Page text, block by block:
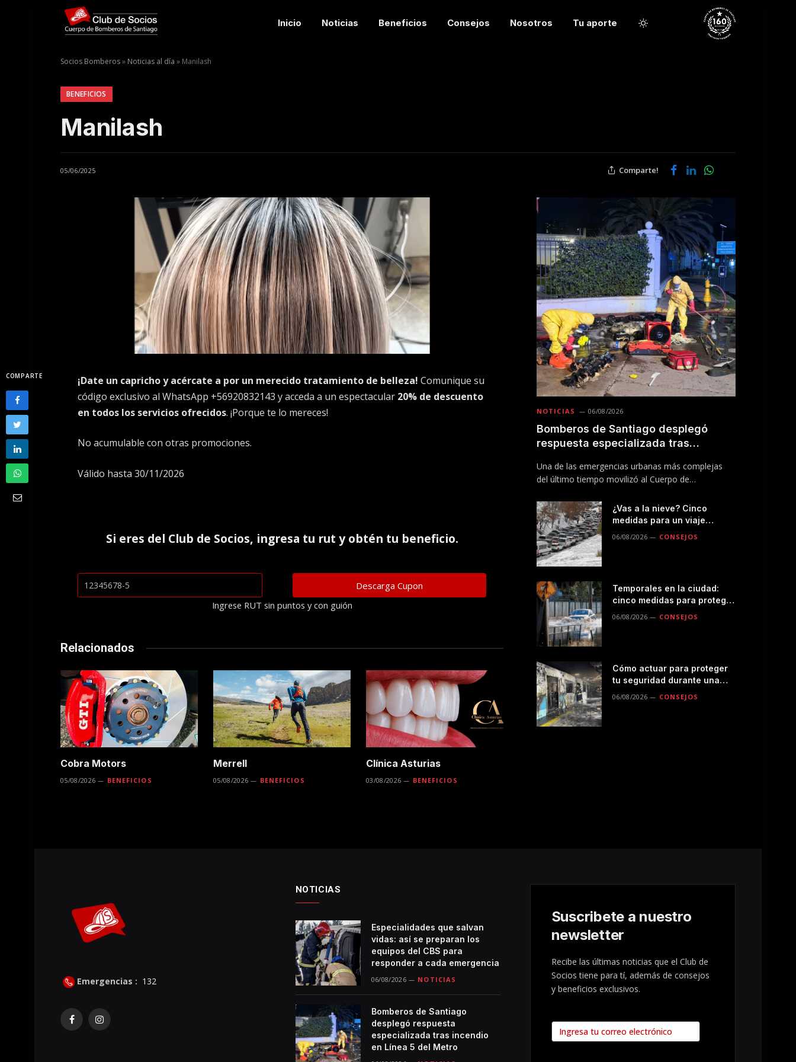
Inicio Noticias Beneficios Consejos Nosotros Tu aporte
Socios Bomberos» Noticias al día » Manilash
BENEFICIOS
Manilash
05/06/2025 Comparte!
COMPARTE ¡Date un capricho y acércate a por un merecido tratamiento de belleza!Comunique su
código exclusivo al WhatsApp +56920832143 y acceda a un espectacular 20% de descuento
en todos los servicios ofrecidos. ¡Porque te lo mereces!
No acumulable con otras promociones.
Válido hasta 30/11/2026
Si eres del Club de Socios, ingresa tu rut y obtén tu beneficio.
Ingrese RUT sin puntos y con guión
Relacionados
Cobra Motors
05/08/2026 BENEFICIOS
Merrell
05/08/2026 BENEFICIOS
Clínica Asturias
03/08/2026 BENEFICIOS
NOTICIAS 06/08/2026
Bomberos de Santiago desplegó
respuesta especializada tras
Una de las emergencias urbanas más complejas
del último tiempo movilizó al Cuerpo de
¿Vas a la nieve? Cinco
medidas para un viaje
06/08/2026 CONSEJOS
Temporales en la ciudad:
cinco medidas para proteger
06/08/2026 CONSEJOS
Cómo actuar para proteger
tu seguridad durante una
transporte público
06/08/2026 CONSEJOS
Emergencias : 132
FacebookInstagram
NOTICIAS
Especialidades que salvan
vidas: así se preparan los
equipos del CBS para
responder a cada emergencia
06/08/2026 NOTICIAS
Bomberos de Santiago
desplegó respuesta
especializada tras incendio
en Línea 5 del Metro
Suscribete a nuestro
newsletter
Recibe las últimas noticias que el Club de
Socios tiene para tí, además de consejos
y beneficios exclusivos.